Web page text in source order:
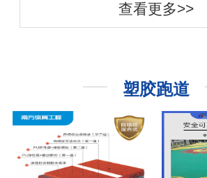
查看更多>>
塑胶跑道